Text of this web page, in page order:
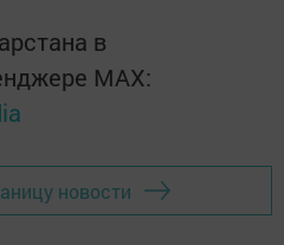
в
MАХ:
новости